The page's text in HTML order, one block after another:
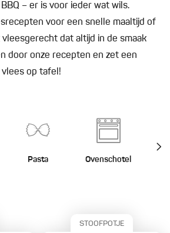
– er is voor ieder wat wils.
voor een snelle maaltijd of
dat altijd in de smaak
door onze recepten en zet een
op tafel!
Pasta Ovenschotel
STOOFPOTJE